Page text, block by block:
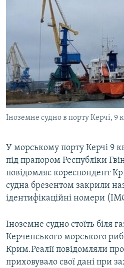
ВСЕ ЗА ДЕНЬ
СПЕЦПРОЕКТИ
ДЕПОРТАЦІЯ
ВІДЕОУРОКИ «ELIFBE»
СВІДЧЕННЯ ОКУПАЦІЇ
УКРАЇНСЬКА ПРОБЛЕМА КРИМУ
ІНФОГРАФІКА
ЯК ОБІЙТИ БЛОКУВАННЯ
Русский
Qırımtatar
ДОЛУЧАЙСЯ!
Усі сайти RFE/RL
Іноземне судно в порту Керчі, 9
У морському порту Керчі 9
під прапором Республіки
повідомляє кореспондент
судна брезентом закрили
ідентифікаційні номери
Іноземне судно стоїть біля
Керченського морського
Крим.Реалії повідомляли
приховувало свої дані при